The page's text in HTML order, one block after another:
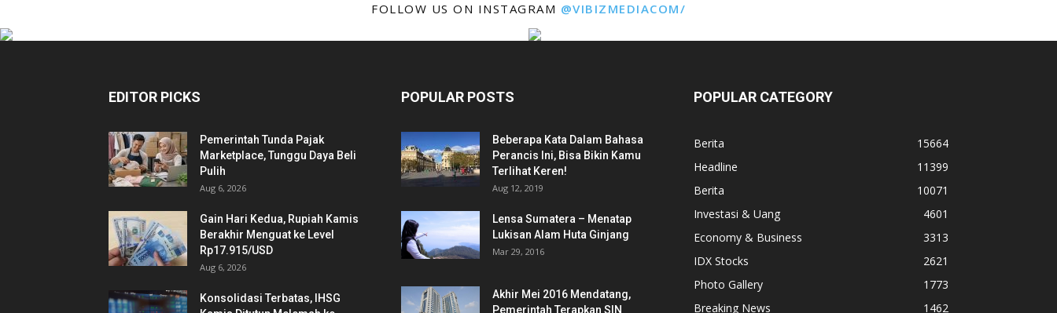
FOLLOW US ON INSTAGRAM @VIBIZMEDIACOM/
EDITOR PICKS
Pemerintah Tunda Pajak
Marketplace, Tunggu Daya Beli
Pulih
Aug 6, 2026
Gain Hari Kedua, Rupiah Kamis
Berakhir Menguat ke Level
Rp17.915/USD
Aug 6, 2026
Konsolidasi Terbatas, IHSG
POPULAR POSTS
Beberapa Kata Dalam Bahasa
Perancis Ini, Bisa Bikin Kamu
Terlihat Keren!
Aug 12, 2019
Lensa Sumatera – Menatap
Lukisan Alam Huta Ginjang
Mar 29, 2016
Akhir Mei 2016 Mendatang,
Pemerintah Terapkan SIN
POPULAR CATEGORY
Berita
15664
Headline
11399
Berita
10071
Investasi & Uang
4601
Economy & Business
3313
IDX Stocks
2621
Photo Gallery
1773
Breaking News
1462